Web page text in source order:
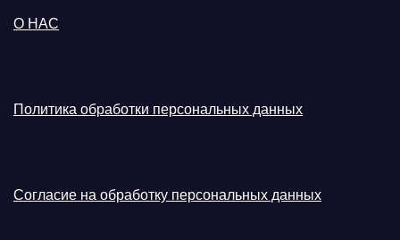
О НАС
Политика обработки персональных данных
Согласие на обработку персональных данных